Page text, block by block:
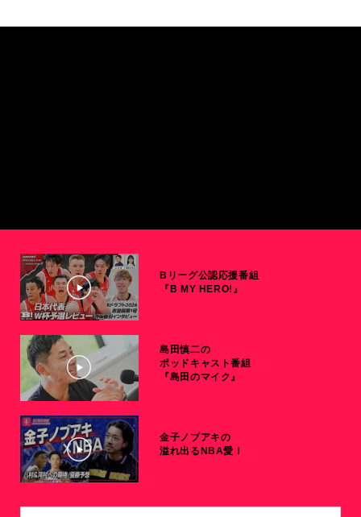
Bリーグ公認応援番組
『B MY HERO!』
島田慎二の
ポッドキャスト番組
『島田のマイク』
金子ノブアキの
溢れ出るNBA愛！